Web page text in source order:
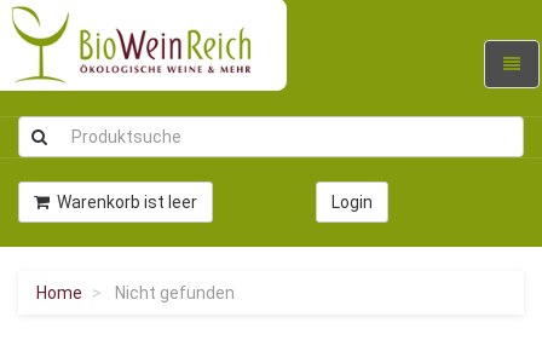
Warenkorb ist leer Login
Home Nicht gefunden